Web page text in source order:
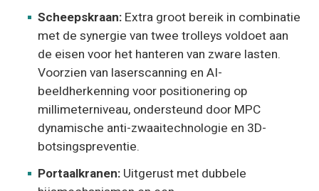
Scheepskraan: Extra groot bereik in combinatie
met de synergie van twee trolleys voldoet aan
de eisen voor het hanteren van zware lasten.
Voorzien van laserscanning en AI-
beeldherkenning voor positionering op
millimeterniveau, ondersteund door MPC
dynamische anti-zwaaitechnologie en 3D-
botsingspreventie.
Portaalkranen: Uitgerust met dubbele